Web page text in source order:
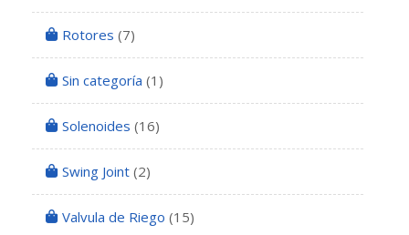
Rotores (7)
Sin categoría (1)
Solenoides (16)
Swing Joint (2)
Valvula de Riego (15)